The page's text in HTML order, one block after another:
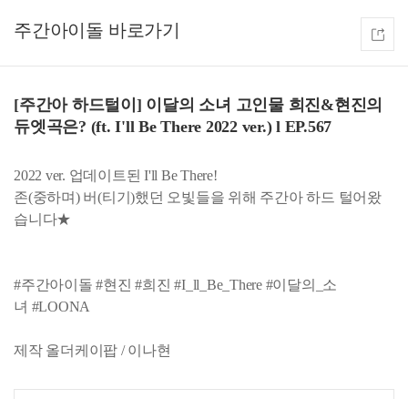
주간아이돌
[주간아 하드털이] 이달의 소녀 고인물 희진&현진의
듀엣곡은? (ft. I'll Be There 2022 ver.) l EP.567
2022 ver. 업데이트된 I'll Be There!
존(중하며) 버(티기)했던 오빛들을 위해 주간아 하드 털어왔
습니다★
#주간아이돌 #현진 #희진 #I_ll_Be_There #이달의_소
녀 #LOONA
제작 올더케이팝 / 이나현